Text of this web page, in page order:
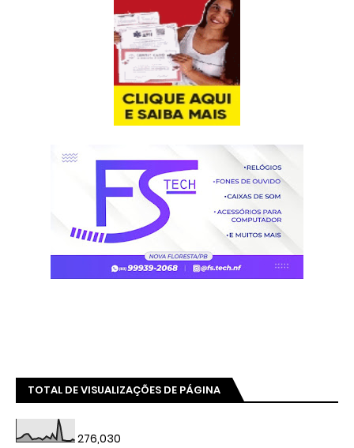
TOTAL DE VISUALIZAÇÕES DE PÁGINA
276,030